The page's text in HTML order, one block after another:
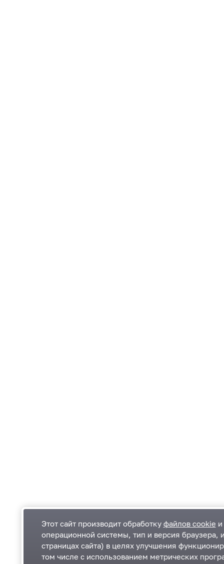
Одинцовский городской округ Московской
области
Этот сайт производит обработку файлов cookie
операционной системы, тип и версия браузера,
страницах сайта) в целях улучшения
том числе с использованием метрических